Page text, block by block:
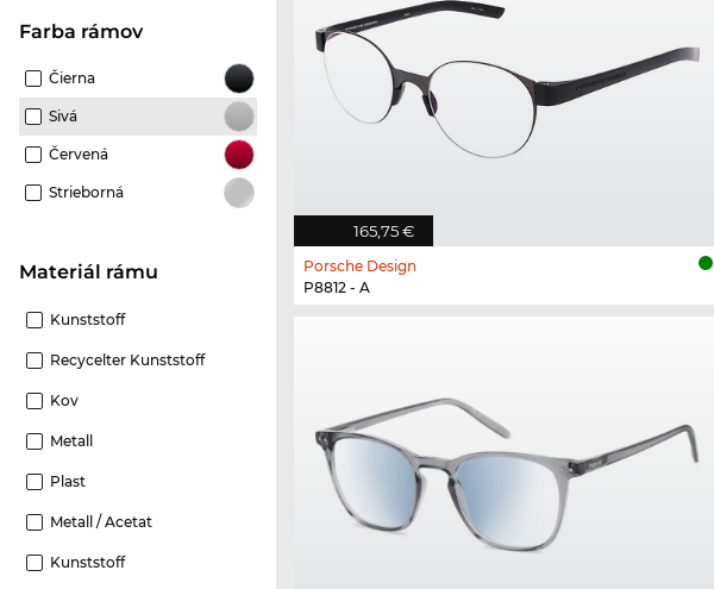
Farba rámov
Čierna
Sivá
Červená
Strieborná
Materiál rámu
Kunststoff
Recycelter Kunststoff
Kov
Metall
Plast
Metall / Acetat
Kunststoff
165,75 €
Porsche Design
P8812 - A